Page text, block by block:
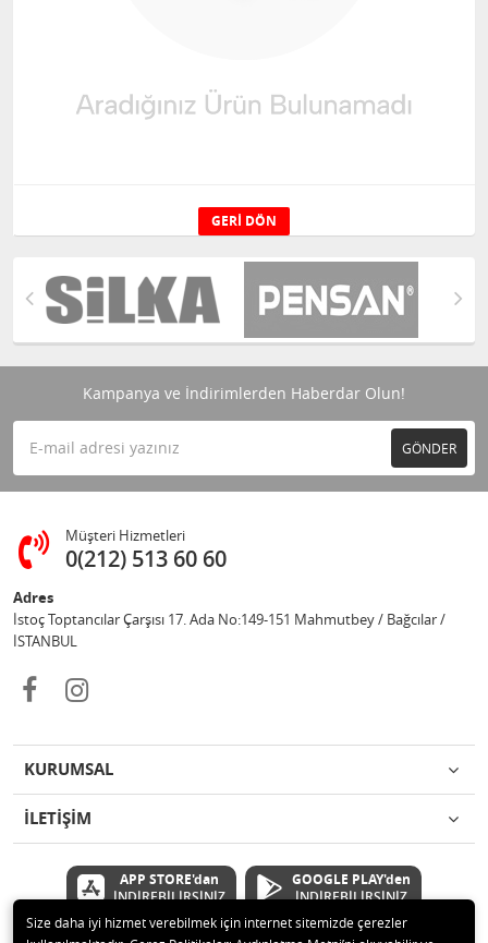
GERI DÖN
Kampanya ve İndirimlerden Haberdar Olun!
GÖNDER
Müşteri Hizmetleri
0(212) 513 60 60
Adres
İstoç Toptancılar Çarşısı 17. Ada No:149-151 Mahmutbey / Bağcılar /
İSTANBUL
KURUMSAL
İLETİŞİM
APP STORE'dan
İNDİREBİLİRSİNİZ
GOOGLE PLAY'den
İNDİREBİLİRSİNİZ
Size daha iyi hizmet verebilmek için internet sitemizde çerezler